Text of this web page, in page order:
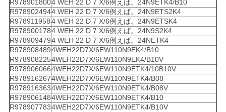
R9789018004 WEH 22 D 7 X/6例えば。24N9ETK4/B10
R9789024944 WEH 22 D 7 X/6例えば。24N9ETS2K4
R9789119584 WEH 22 D 7 X/6例えば。24N9ETSK4
R9789001784 WEH 22 D 7 X/6例えば。24N9S2K4
R9789094794 WEH 22 D 7 X/6例えば。24NETK4
R9789084894WEH22D7X/6EW110N9EK4/B10
R9789082254WEH22D7X/6EW110N9EK4/B10V
R9789060664WEH22D7X/6EW110N9ETK4/10B10V
R9789162674WEH22D7X/6EW110N9ETK4/B08
R9789163634WEH22D7X/6EW110N9ETK4/B08V
R9789061484WEH22D7X/6EW110N9ETK4/B10
R9789077834WEH22D7X/6EW110N9ETK4/B10V